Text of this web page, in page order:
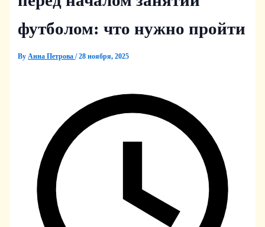
футболом: что нужно пройти
ByАнна Петрова/28 ноября, 2025